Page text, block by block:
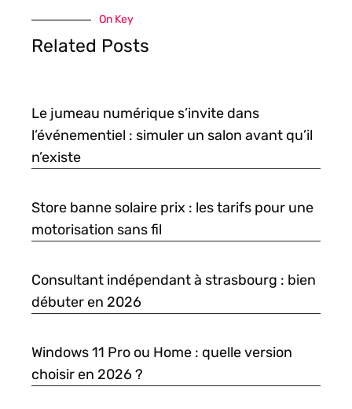
On Key
Related Posts
Le jumeau numérique s’invite dans
l’événementiel : simuler un salon avant qu’il
n’existe
Store banne solaire prix : les tarifs pour une
motorisation sans fil
Consultant indépendant à strasbourg : bien
débuter en 2026
Windows 11 Pro ou Home : quelle version
choisir en 2026 ?